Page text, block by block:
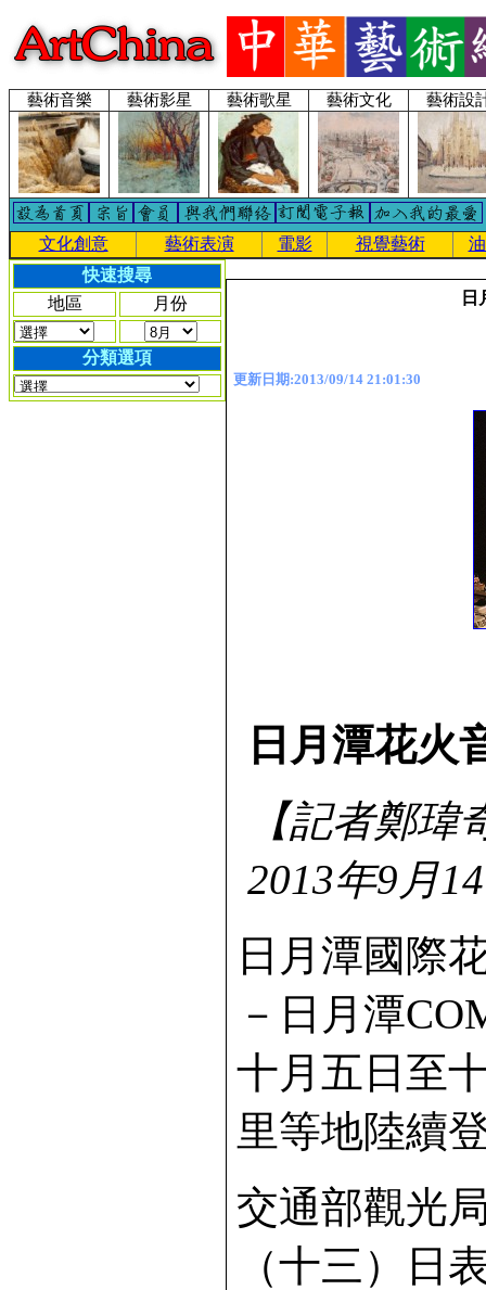
藝術音樂 藝術影星 藝術歌星 藝術文化 藝術設
文化創意 藝術表演 電影 視覺藝術
快速搜尋
地區
月份
分類選項
日
更新日期:2013/09/14 21:01:30
日月潭花火
【記者鄭
2013年9月14
日月潭國際
－日月潭
十月五日至
里等地陸續
交通部觀光
（十三）日